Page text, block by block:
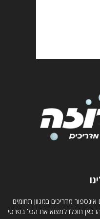
מדריכים במגוון תחומים
כאן תוכלו למצוא את הכל בפרטי